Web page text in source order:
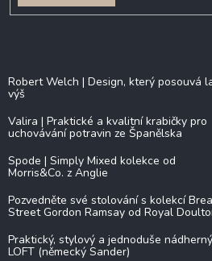
Robert Welch | Design, který posouvá
výš
Valira | Praktické a kvalitní krabičky pro
uchovávání potravin ze Španělska
Spode | Simply Mixed kolekce od
Morris&Co. z Anglie
Pozvedněte své stolování s kolekcí
Street Gordon Ramsay od Royal
Praktický, stylový a jednoduše
LOFT (německý Sander)